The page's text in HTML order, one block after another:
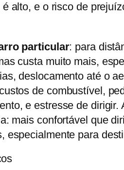
alto, e o risco de
particular: para
custa muito mais,
deslocamento até o
de combustível,
e estresse de
mais confortável que
especialmente para